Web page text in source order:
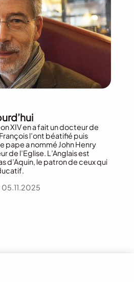
XIV en a fait un docteur de
l’ont béatifié puis
pape a nommé John Henry
de l’Eglise. L’Anglais est
d’Aquin, le patron de ceux qui
05.11.2025